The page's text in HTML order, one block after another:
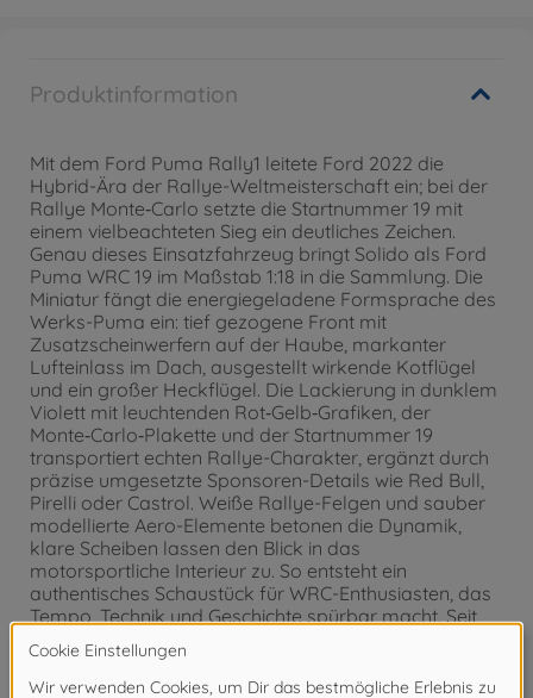
Produktinformation
Mit dem Ford Puma Rally1 leitete Ford 2022 die
Hybrid-Ära der Rallye-Weltmeisterschaft ein; bei der
Rallye Monte‑Carlo setzte die Startnummer 19 mit
einem vielbeachteten Sieg ein deutliches Zeichen.
Genau dieses Einsatzfahrzeug bringt Solido als Ford
Puma WRC 19 im Maßstab 1:18 in die Sammlung. Die
Miniatur fängt die energiegeladene Formsprache des
Werks-Puma ein: tief gezogene Front mit
Zusatzscheinwerfern auf der Haube, markanter
Lufteinlass im Dach, ausgestellt wirkende Kotflügel
und ein großer Heckflügel. Die Lackierung in dunklem
Violett mit leuchtenden Rot‑Gelb‑Grafiken, der
Monte‑Carlo‑Plakette und der Startnummer 19
transportiert echten Rallye-Charakter, ergänzt durch
präzise umgesetzte Sponsoren-Details wie Red Bull,
Pirelli oder Castrol. Weiße Rallye-Felgen und sauber
modellierte Aero-Elemente betonen die Dynamik,
klare Scheiben lassen den Blick in das
motorsportliche Interieur zu. So entsteht ein
authentisches Schaustück für WRC-Enthusiasten, das
Tempo, Technik und Geschichte spürbar macht. Seit
1932 steht Solido für detailgetreue Diecast-Modelle
ikonischer Fahrzeuge – von Oldtimern bis modernen
Sportwagen.